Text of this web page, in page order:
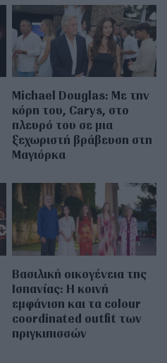
Michael Douglas: Με την
κόρη του, Carys, στο
πλευρό του σε μια
ξεχωριστή βράβευση στη
Μαγιόρκα
Βασιλική οικογένεια της
Ισπανίας: Η κοινή
εμφάνιση και τα colour
coordinated outfit των
πριγκιπισσών